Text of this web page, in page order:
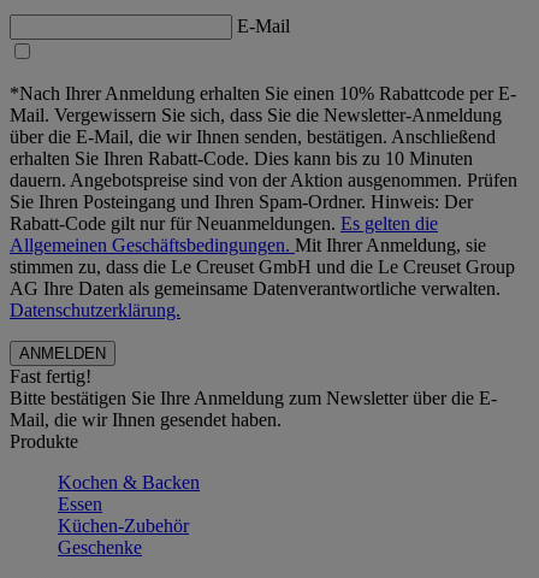
E-Mail
*Nach Ihrer Anmeldung erhalten Sie einen 10% Rabattcode per E-
Mail. Vergewissern Sie sich, dass Sie die Newsletter-Anmeldung
über die E-Mail, die wir Ihnen senden, bestätigen. Anschließend
erhalten Sie Ihren Rabatt-Code. Dies kann bis zu 10 Minuten
dauern. Angebotspreise sind von der Aktion ausgenommen. Prüfen
Sie Ihren Posteingang und Ihren Spam-Ordner. Hinweis: Der
Rabatt-Code gilt nur für Neuanmeldungen. Es gelten die
Allgemeinen Geschäftsbedingungen. Mit Ihrer Anmeldung, sie
stimmen zu, dass die Le Creuset GmbH und die Le Creuset Group
AG Ihre Daten als gemeinsame Datenverantwortliche verwalten.
Datenschutzerklärung.
Fast fertig!
Bitte bestätigen Sie Ihre Anmeldung zum Newsletter über die E-
Mail, die wir Ihnen gesendet haben.
Produkte
Kochen & Backen
Essen
Küchen-Zubehör
Geschenke